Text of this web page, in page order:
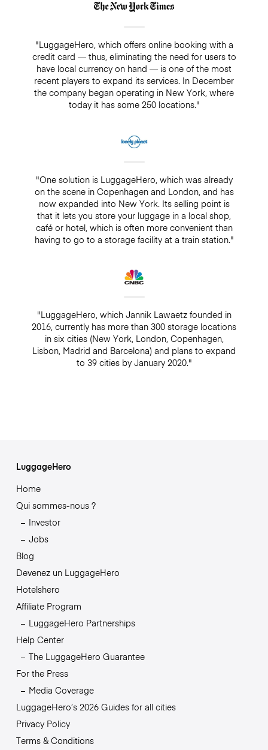
"LuggageHero, which offers online booking with a
credit card — thus, eliminating the need for users to
have local currency on hand — is one of the most
recent players to expand its services. In December
the company began operating in New York, where
today it has some 250 locations."
"One solution is LuggageHero, which was already
on the scene in Copenhagen and London, and has
now expanded into New York. Its selling point is
that it lets you store your luggage in a local shop,
café or hotel, which is often more convenient than
having to go to a storage facility at a train station."
"LuggageHero, which Jannik Lawaetz founded in
2016, currently has more than 300 storage locations
in six cities (New York, London, Copenhagen,
Lisbon, Madrid and Barcelona) and plans to expand
to 39 cities by January 2020."
LuggageHero
Home
Qui sommes-nous ?
Investor
Jobs
Blog
Devenez un LuggageHero
Hotelshero
Affiliate Program
LuggageHero Partnerships
Help Center
The LuggageHero Guarantee
For the Press
Media Coverage
LuggageHero’s 2026 Guides for all cities
Privacy Policy
Terms & Conditions